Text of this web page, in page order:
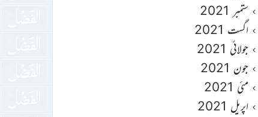
ستمبر 2021
اگست 2021
جولائی 2021
جون 2021
مئی 2021
اپریل 2021